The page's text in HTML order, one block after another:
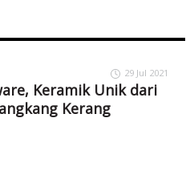
29 Jul 2021
Keramik Unik dari
Kerang